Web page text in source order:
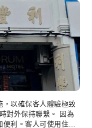
以確保客人體驗極致
對外保持聯繫。 因為
利。客人可使用住宿